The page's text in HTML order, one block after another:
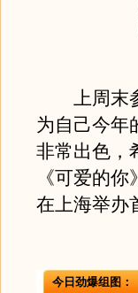
上周末参
为自己今年
非常出色，
《可爱的
在上海举办
今日劲爆组图：